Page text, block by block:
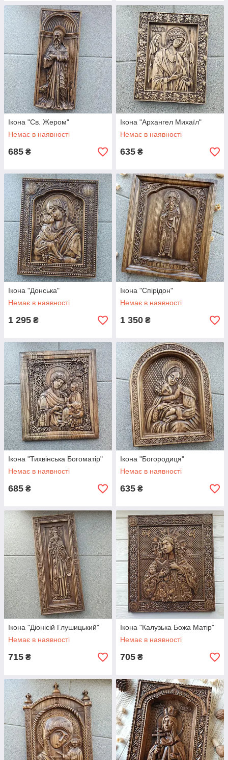
Ікона "Св. Жером"
Немає в наявності
685 ₴
Ікона "Архангел Михаїл"
Немає в наявності
635 ₴
Ікона "Донська"
Немає в наявності
1 295 ₴
Ікона "Спірідон"
Немає в наявності
1 350 ₴
Ікона "Тихвінська Богоматір"
Немає в наявності
685 ₴
Ікона "Богородиця"
Немає в наявності
635 ₴
Ікона "Діонісій Глушицький"
Немає в наявності
715 ₴
Ікона "Калузька Божа Матір"
Немає в наявності
705 ₴